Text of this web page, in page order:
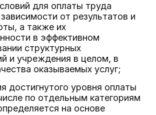
для оплаты труда
от результатов и
а также их
в эффективном
структурных
и учреждения в целом, в
оказываемых услуг;
достигнутого уровня оплаты
по отдельным категориям
на основе